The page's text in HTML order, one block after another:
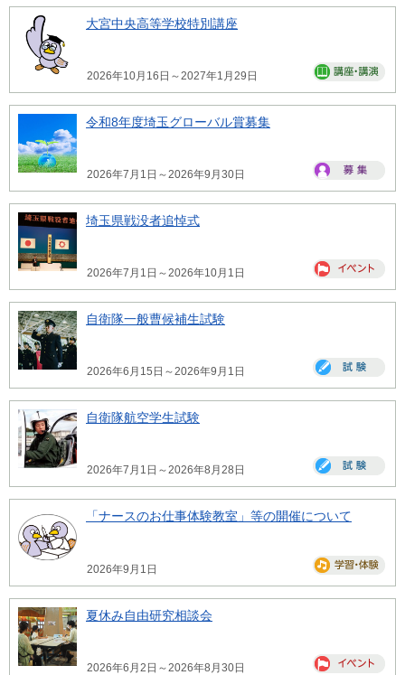
大宮中央高等学校特別講座
2026年10月16日～2027年1月29日
令和8年度埼玉グローバル賞募集
2026年7月1日～2026年9月30日
埼玉県戦没者追悼式
2026年7月1日～2026年10月1日
自衛隊一般曹候補生試験
2026年6月15日～2026年9月1日
自衛隊航空学生試験
2026年7月1日～2026年8月28日
「ナースのお仕事体験教室」等の開催について
2026年9月1日
夏休み自由研究相談会
2026年6月2日～2026年8月30日